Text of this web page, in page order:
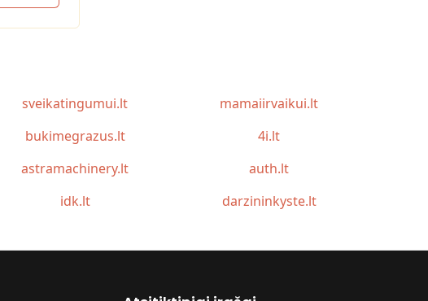
sveikatingumui.lt
mamaiirvaikui.lt
bukimegrazus.lt
4i.lt
astramachinery.lt
auth.lt
idk.lt darzininkyste.lt